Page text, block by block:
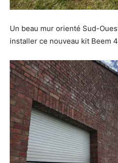
Un beau mur orienté Sud-
installer ce nouveau kit Beem